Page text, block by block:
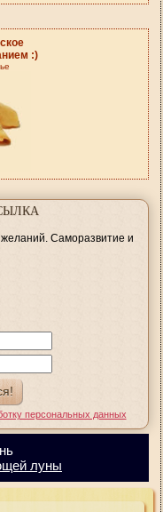
:)
Саморазвитие и
персональных данных
луны